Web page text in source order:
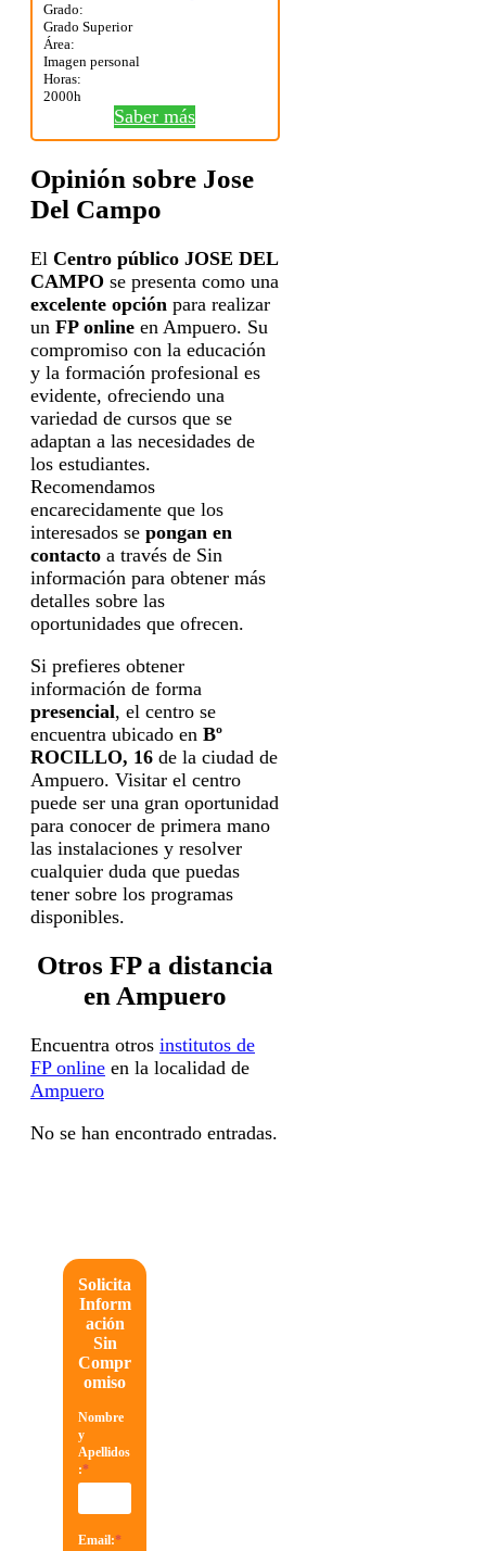
Grado:
Grado Superior
Área:
Imagen personal
Horas:
2000h
Saber más
Opinión sobre Jose
Del Campo
El Centro público JOSE DEL
CAMPO se presenta como una
excelente opción para realizar
un FP online en Ampuero. Su
compromiso con la educación
y la formación profesional es
evidente, ofreciendo una
variedad de cursos que se
adaptan a las necesidades de
los estudiantes.
Recomendamos
encarecidamente que los
interesados se pongan en
contacto a través de Sin
información para obtener más
detalles sobre las
oportunidades que ofrecen.
Si prefieres obtener
información de forma
presencial, el centro se
encuentra ubicado en Bº
ROCILLO, 16 de la ciudad de
Ampuero. Visitar el centro
puede ser una gran oportunidad
para conocer de primera mano
las instalaciones y resolver
cualquier duda que puedas
tener sobre los programas
disponibles.
Otros FP a distancia
en Ampuero
Encuentra otros institutos de
FP online en la localidad de
Ampuero
No se han encontrado entradas.
Solicita
Inform
ación
Sin
Compr
omiso
Nombre
y
Apellidos
:*
Email:*